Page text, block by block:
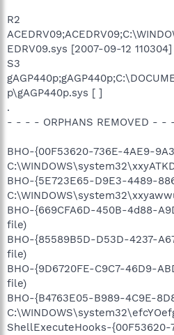
R2
EDRV09.sys [2007-09-12 110304]
S3
p\gAGP440p.sys [ ]
.
- - - - ORPHANS REMOVED - -
BHO-{00F53620-736E-4AE9-
BHO-{5E723E65-D9E3-4489-
BHO-{669CFA6D-450B-4d88-
file)
BHO-{85589B5D-D53D-4237-
file)
BHO-{9D6720FE-C9C7-46D9-
file)
BHO-{B4763E05-B989-4C9E-
ShellExecuteHooks-